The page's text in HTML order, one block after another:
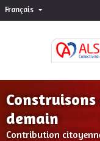
Français Choisir la langue
demain
Contribution